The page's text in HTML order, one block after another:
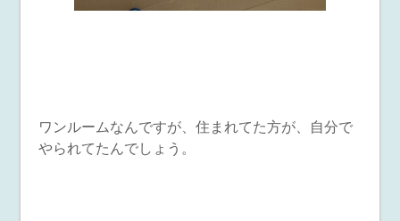
ワンルームなんですが、住まれてた方が、自分で
やられてたんでしょう。